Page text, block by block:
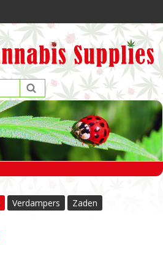
Verdampers Zaden